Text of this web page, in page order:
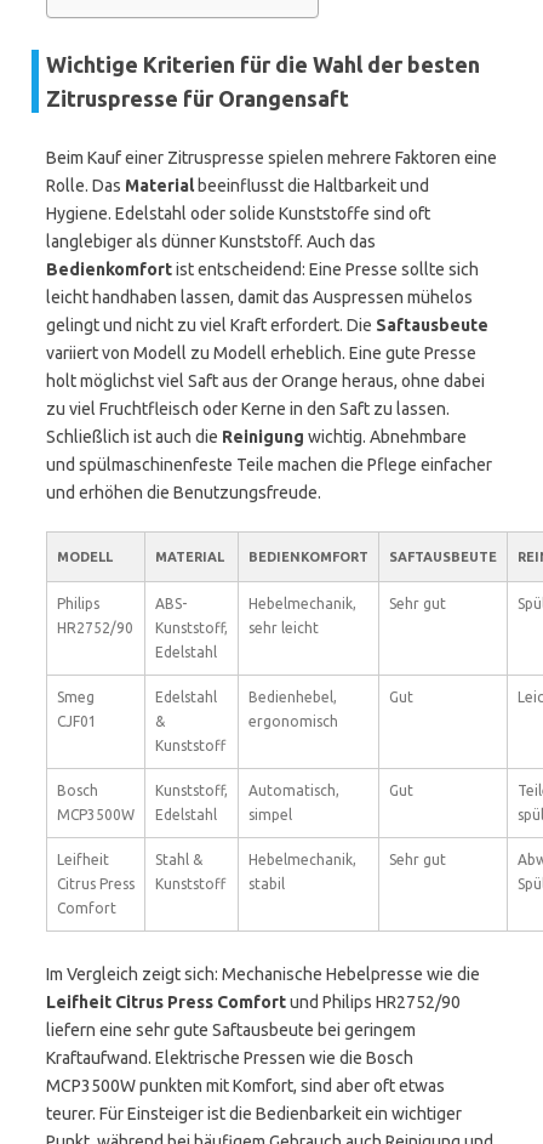
Wichtige Kriterien für die Wahl der besten
Zitruspresse für Orangensaft
Beim Kauf einer Zitruspresse spielen mehrere Faktoren eine
Rolle. Das Materialbeeinflusst die Haltbarkeit und
Hygiene. Edelstahl oder solide Kunststoffe sind oft
langlebiger als dünner Kunststoff. Auch das
Bedienkomfortist entscheidend: Eine Presse sollte sich
leicht handhaben lassen, damit das Auspressen mühelos
gelingt und nicht zu viel Kraft erfordert. Die Saftausbeute
variiert von Modell zu Modell erheblich. Eine gute Presse
holt möglichst viel Saft aus der Orange heraus, ohne dabei
zu viel Fruchtfleisch oder Kerne in den Saft zu lassen.
Schließlich ist auch die Reinigung wichtig. Abnehmbare
und spülmaschinenfeste Teile machen die Pflege einfacher
und erhöhen die Benutzungsfreude.
MODELL MATERIAL BEDIENKOMFORT SAFTAUSBEUTE
Philips
HR2752/90
ABS-
Kunststoff,
Edelstahl
Hebelmechanik,
sehr leicht
Sehr gut
Smeg
CJF01
Edelstahl
&
Kunststoff
Bedienhebel,
ergonomisch
Gut
Bosch
MCP3500W
Kunststoff,
Edelstahl
Automatisch,
simpel
Gut
Leifheit
Citrus Press
Comfort
Stahl &
Kunststoff
Hebelmechanik,
stabil
Sehr gut
Im Vergleich zeigt sich: Mechanische Hebelpresse wie die
Leifheit Citrus Press Comfortund Philips HR2752/90
liefern eine sehr gute Saftausbeute bei geringem
Kraftaufwand. Elektrische Pressen wie die Bosch
MCP3500W punkten mit Komfort, sind aber oft etwas
teurer. Für Einsteiger ist die Bedienbarkeit ein wichtiger